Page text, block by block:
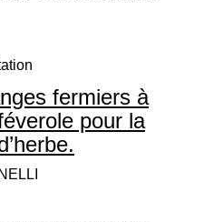
fermiers à
pour la